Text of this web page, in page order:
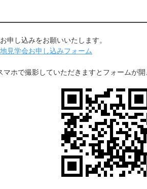
申し込みをお願いいたします。
見学会お申し込みフォーム
マホで撮影していただきますとフォームが